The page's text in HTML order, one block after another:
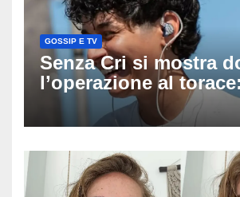
GOSSIP E TV
Senza Cri si mostra
l’operazione al
anni mi sentivo in
racconto sul difficile